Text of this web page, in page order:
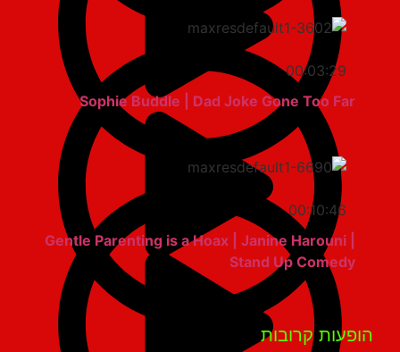
00:03:29
Sophie Buddle | Dad Joke Gone Too Far
00:10:46
Gentle Parenting is a Hoax | Janine Harouni |
Stand Up Comedy
קרובות